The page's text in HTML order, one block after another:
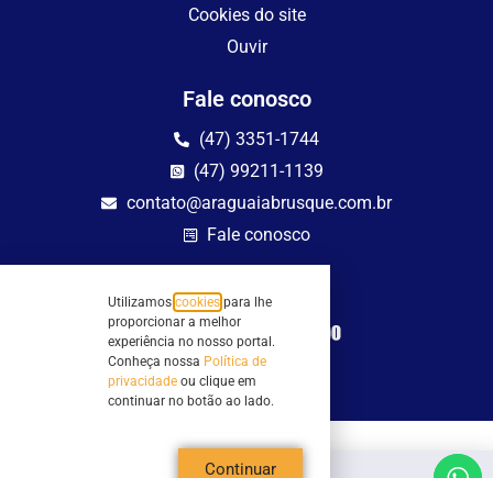
Cookies do site
Ouvir
Fale conosco
(47) 3351-1744
(47) 99211-1139
contato@araguaiabrusque.com.br
Fale conosco
Site seguro
Todos os direitos reservados - Sociedade Rádio Araguaia de Brusque Ltda -
Utilizamos cookies para lhe
proporcionar a melhor
experiência no nosso portal.
Conheça nossa Política de
privacidade ou clique em
continuar no botão ao lado.
Continuar